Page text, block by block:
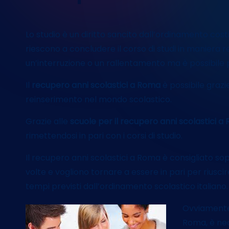
Lo studio è un diritto sancito dall’ordinamento
riescono a concludere il corso di studi in
un’interruzione o un rallentamento ma è
Il
recupero anni scolastici a Roma
reinserimento nel mondo scolastico.
Grazie alle scuole per il recupero anni scolastici a
rimettendosi in pari con i corsi di studio.
recupero anni scolastici a Roma è consigliato
volte e vogliono tornare a essere in pari per
tempi previsti dall’ordinamento scolastico italiano.
Roma, è